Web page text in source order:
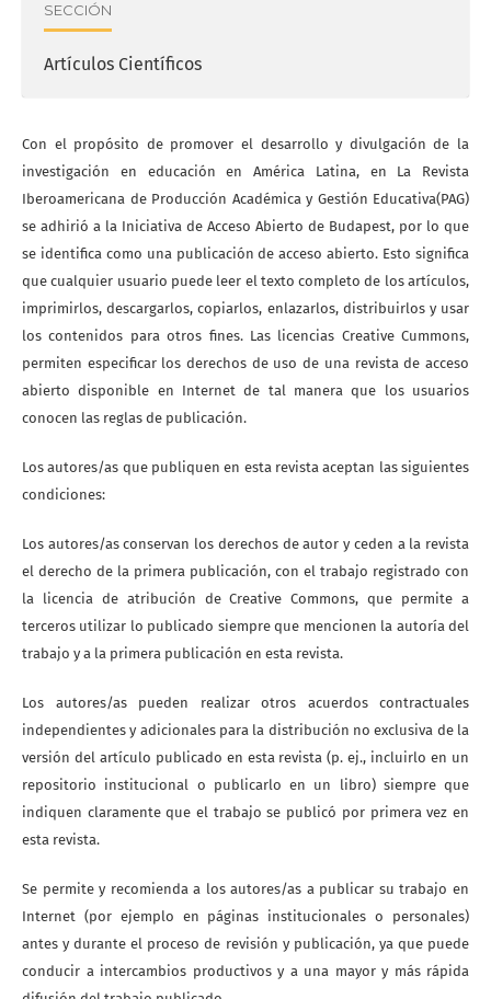
SECCIÓN
Artículos Científicos
Con el propósito de promover el desarrollo y divulgación de la
investigación en educación en América Latina, en La Revista
Iberoamericana de Producción Académica y Gestión Educativa(PAG)
se adhirió a la Iniciativa de Acceso Abierto de Budapest, por lo que
se identifica como una publicación de acceso abierto. Esto significa
que cualquier usuario puede leer el texto completo de los artículos,
imprimirlos, descargarlos, copiarlos, enlazarlos, distribuirlos y usar
los contenidos para otros fines. Las licencias Creative Cummons,
permiten especificar los derechos de uso de una revista de acceso
abierto disponible en Internet de tal manera que los usuarios
conocen las reglas de publicación.
Los autores/as que publiquen en esta revista aceptan las siguientes
condiciones:
Los autores/as conservan los derechos de autor y ceden a la revista
el derecho de la primera publicación, con el trabajo registrado con
la licencia de atribución de Creative Commons, que permite a
terceros utilizar lo publicado siempre que mencionen la autoría del
trabajo y a la primera publicación en esta revista.
Los autores/as pueden realizar otros acuerdos contractuales
independientes y adicionales para la distribución no exclusiva de la
versión del artículo publicado en esta revista (p. ej., incluirlo en un
repositorio institucional o publicarlo en un libro) siempre que
indiquen claramente que el trabajo se publicó por primera vez en
esta revista.
Se permite y recomienda a los autores/as a publicar su trabajo en
Internet (por ejemplo en páginas institucionales o personales)
antes y durante el proceso de revisión y publicación, ya que puede
conducir a intercambios productivos y a una mayor y más rápida